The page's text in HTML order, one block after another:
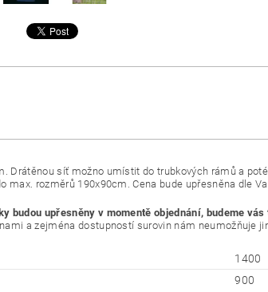
Drátěnou síť možno umístit do trubkových rámů a
max. rozměrů 190x90cm. Cena bude upřesněna dle
budou upřesněny v momentě objednání, budeme
a zejména dostupností surovin nám neumožňuje
1400
900